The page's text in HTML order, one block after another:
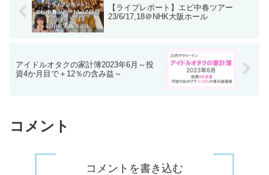
【ライブレポート】エビ中春ツアー
23/6/17,18＠NHK大阪ホール
アイドルオタクの家計簿2023年6月～投
資4か月目で＋12％の含み益～
コメント
コメントを書き込む